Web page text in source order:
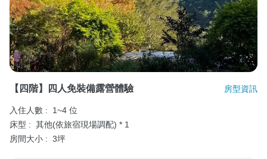
【四階】四人免裝備露營體驗 房型資訊
入住人數 :
1~4 位
床型 : 其他(依旅宿現場調配) * 1
房間大小 : 3坪